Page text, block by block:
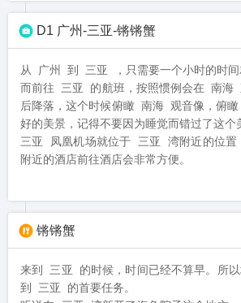
D1 广州-三亚-锵锵蟹
从 广州 到 三亚 ，只需要一个小时的时间
而前往 三亚 的航班，按照惯例会在 南海
后降落，这个时候俯瞰 南海 观音像，俯
好的美景，记得不要因为睡觉而错过了这个
三亚 凤凰机场就位于 三亚 湾附近的位
附近的酒店前往酒店会非常方便。
锵锵蟹
来到 三亚 的时候，时间已经不算早。所
到 三亚 的首要任务。